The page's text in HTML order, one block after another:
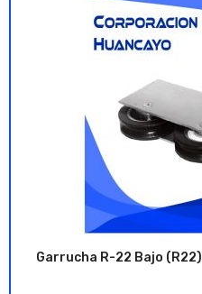
Garrucha R-22 Bajo (R22)
Garrucha para Serie 25